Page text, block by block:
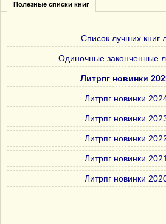
Полезные списки книг
Список лучших книг
Одиночные законченные
Литрпг новинки
Литрпг новинки
Литрпг новинки
Литрпг новинки
Литрпг новинки
Литрпг новинки